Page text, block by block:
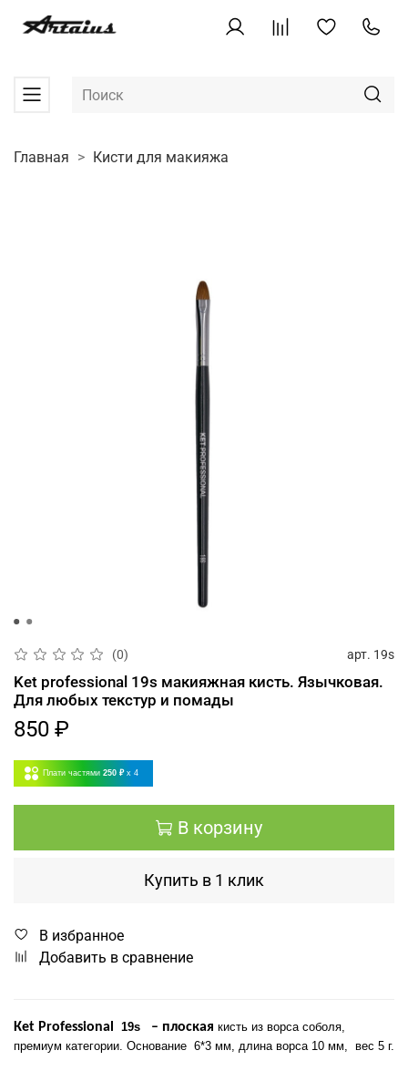
Главная Кисти для макияжа
(0) арт. 19s
Ket professional 19s макияжная кисть. Язычковая.
Для любых текстур и помады
850 ₽
Плати частями 250 ₽ x 4
В корзину
Купить в 1 клик
В избранное
Добавить в сравнение
Кet Professional 19s – плоская кисть из ворса соболя,
премиум категории. Основание 6*3 мм, длина ворса 10 мм, вес 5 г.